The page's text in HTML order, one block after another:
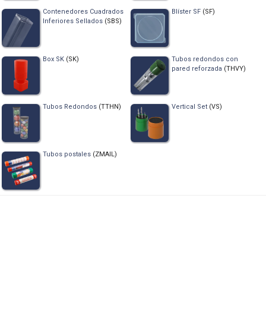
Contenedores Cuadrados
Inferiores Sellados (SBS)
Blíster SF (SF)
Box SK (SK)
Tubos redondos con
pared reforzada (THVY)
Tubos Redondos (TTHN) Vertical Set (VS)
Tubos postales (ZMAIL)